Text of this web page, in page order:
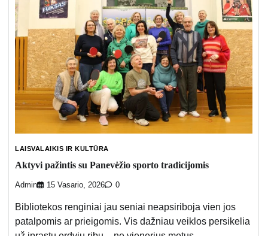
LAISVALAIKIS IR KULTŪRA
Aktyvi pažintis su Panevėžio sporto tradicijomis
Admin 15 Vasario, 2026 0
Bibliotekos renginiai jau seniai neapsiriboja vien jos
patalpomis ar prieigomis. Vis dažniau veiklos persikelia